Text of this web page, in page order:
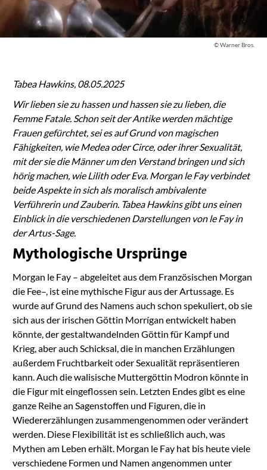
© Warner Bros.
Tabea Hawkins, 08.05.2025
Wir lieben sie zu hassen und hassen sie zu lieben, die
Femme Fatale. Schon seit der Antike werden mächtige
Frauen gefürchtet, sei es auf Grund von magischen
Fähigkeiten, wie Medea oder Circe, oder ihrer Sexualität,
mit der sie die Männer um den Verstand bringen und sich
hörig machen, wie Lilith oder Eva. Morgan le Fay verbindet
beide Aspekte in sich als moralisch ambivalente
Verführerin und Zauberin. Tabea Hawkins gibt uns einen
Einblick in die verschiedenen Darstellungen von le Fay in
der Artus-Sage.
Mythologische Ursprünge
Morgan le Fay – abgeleitet aus dem Französischen Morgan
die Fee–, ist eine mythische Figur aus der Artussage. Es
wurde auf Grund des Namens auch schon spekuliert, ob sie
sich aus der irischen Göttin Morrígan entwickelt haben
könnte, der gestaltwandelnden Göttin für Kampf und
Krieg, aber auch Schicksal, die in manchen Erzählungen
außerdem Fruchtbarkeit oder Sexualität repräsentieren
kann. Auch die walisische Muttergöttin Modron könnte in
die Figur mit eingeflossen sein. Letzten Endes gibt es eine
ganze Reihe an Sagenstoffen und Figuren, die in
Wiedererzählungen zusammengenommen oder verändert
werden. Diese Flexibilität ist es schließlich auch, was
Mythen am Leben erhält. Morgan le Fay hat bis heute viele
verschiedene Formen und Namen angenommen unter